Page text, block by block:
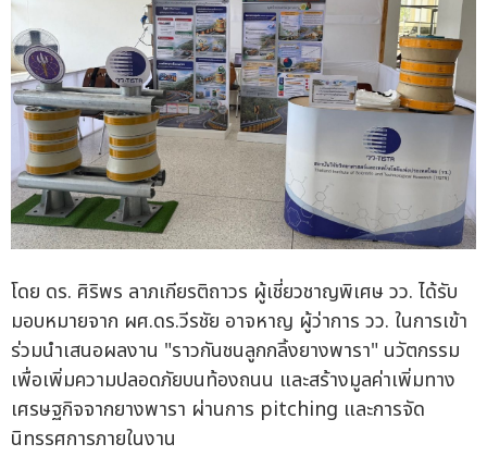
โดย ดร. ศิริพร ลาภเกียรติถาวร ผู้เชี่ยวชาญพิเศษ วว. ได้รับ
มอบหมายจาก ผศ.ดร.วีรชัย อาจหาญ ผู้ว่าการ วว. ในการเข้า
ร่วมนำเสนอผลงาน "ราวกันชนลูกกลิ้งยางพารา" นวัตกรรม
เพื่อเพิ่มความปลอดภัยบนท้องถนน และสร้างมูลค่าเพิ่มทาง
เศรษฐกิจจากยางพารา ผ่านการ pitching และการจัด
นิทรรศการภายในงาน